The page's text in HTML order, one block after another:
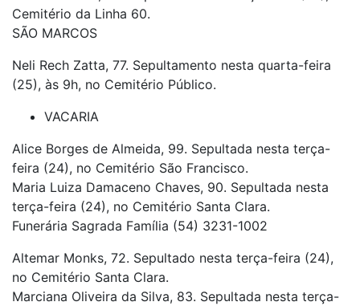
Cemitério da Linha 60.
SÃO MARCOS
Neli Rech Zatta, 77. Sepultamento nesta quarta-feira
(25), às 9h, no Cemitério Público.
VACARIA
Alice Borges de Almeida, 99. Sepultada nesta terça-
feira (24), no Cemitério São Francisco.
Maria Luiza Damaceno Chaves, 90. Sepultada nesta
terça-feira (24), no Cemitério Santa Clara.
Funerária Sagrada Família (54) 3231-1002
Altemar Monks, 72. Sepultado nesta terça-feira (24),
no Cemitério Santa Clara.
Marciana Oliveira da Silva, 83. Sepultada nesta terça-